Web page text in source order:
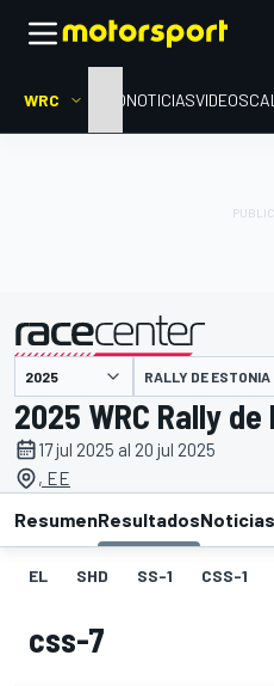
WRC INICIONOTICIASVIDEOS
presentado por RALLY DE ESTONIA
2025 WRC Rally
17 jul 2025 al 20 jul 2025
, EE
ResumenResultadosNoticias
EL SHD SS-1 CSS-1
css-7